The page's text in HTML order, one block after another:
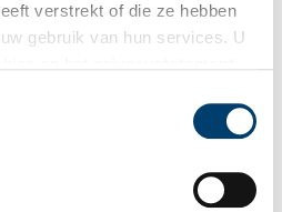
verstrekt of die ze hebben
gebruik van hun services. U